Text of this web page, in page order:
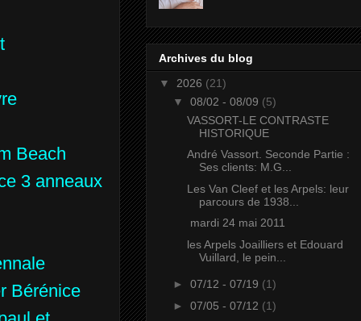
Beach
3 anneaux
Bérénice
➡
—Debacq Sinice Poinçon
➡Debut & Coulon
➡
Delion
➡
De Martilly Edouard
➡
De Percin, Gaetan et
➡
Deraisme Georges
➡
De Ribeaucourt
➡
Descomps Joe
➡
Descoux Philippe
➡
Desmares, Jean
Archives du blog
▼ 2026 (21)
▼ 08/02 - 08/09 (5)
VASSORT-LE CONTRASTE
HISTORIQUE
André Vassort. Seconde Partie :
Ses clients: M.G...
Les Van Cleef et les Arpels: leur
parcours de 1938...
mardi 24 mai 2011
les Arpels Joailliers et Edouard
Vuillard, le pein...
► 07/12 - 07/19 (1)
► 07/05 - 07/12 (1)